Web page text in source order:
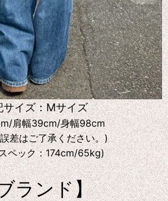
サイズ：Mサイズ
肩幅39cm/身幅98cm
差はご了承ください。)
ペック：174cm/65kg)
ランド】